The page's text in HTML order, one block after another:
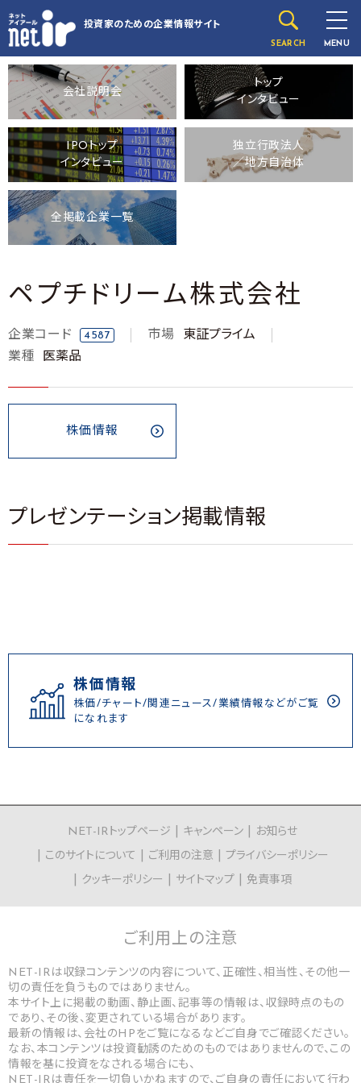
投資家のための企業情報サイト
SEARCH MENU
会社説明会
トップ
インタビュー
IPOトップ
インタビュー
独立行政法人
／地方自治体
全掲載企業一覧
ペプチドリーム株式会社
企業コード 4587 市場
東証プライム
業種
医薬品
株価情報
プレゼンテーション掲載情報
株価情報
株価/チャート/関連ニュース/業績情報などがご覧
になれます
NET-IRトップページ キャンペーン
お知らせ
このサイトについて
ご利用の注意
プライバシーポリシー
クッキーポリシー
サイトマップ 免責事項
ご利用上の注意
NET-IRは収録コンテンツの内容について、正確性、相当性、その他一
切の責任を負うものではありません。
本サイト上に掲載の動画、静止画、記事等の情報は、収録時点のもの
であり、その後、変更されている場合があります。
最新の情報は、会社のHPをご覧になるなどご自身でご確認ください。
なお、本コンテンツは投資勧誘のためのものではありませんので、この
情報を基に投資をなされる場合にも、
NET-IRは責任を一切負いかねますので、ご自身の責任において行わ